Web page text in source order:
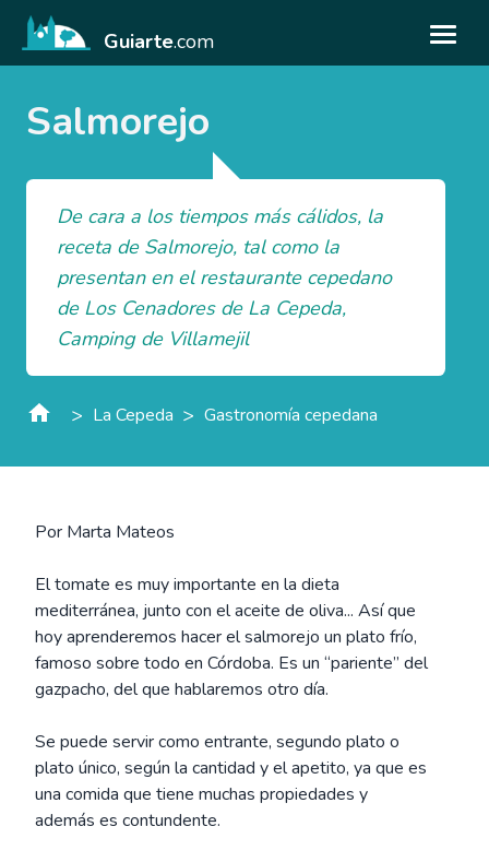
Guiarte.com
Salmorejo
De cara a los tiempos más cálidos, la
receta de Salmorejo, tal como la
presentan en el restaurante cepedano
de Los Cenadores de La Cepeda,
Camping de Villamejil
> La Cepeda > Gastronomía cepedana
Por Marta Mateos
El tomate es muy importante en la dieta
mediterránea, junto con el aceite de oliva... Así que
hoy aprenderemos hacer el salmorejo un plato frío,
famoso sobre todo en Córdoba. Es un “pariente” del
gazpacho, del que hablaremos otro día.
Se puede servir como entrante, segundo plato o
plato único, según la cantidad y el apetito, ya que es
una comida que tiene muchas propiedades y
además es contundente.